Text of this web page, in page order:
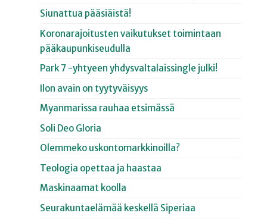
Siunattua pääsiäistä!
Koronarajoitusten vaikutukset toimintaan
pääkaupunkiseudulla
Park 7 -yhtyeen yhdysvaltalaissingle julki!
Ilon avain on tyytyväisyys
Myanmarissa rauhaa etsimässä
Soli Deo Gloria
Olemmeko uskontomarkkinoilla?
Teologia opettaa ja haastaa
Maskinaamat koolla
Seurakuntaelämää keskellä Siperiaa